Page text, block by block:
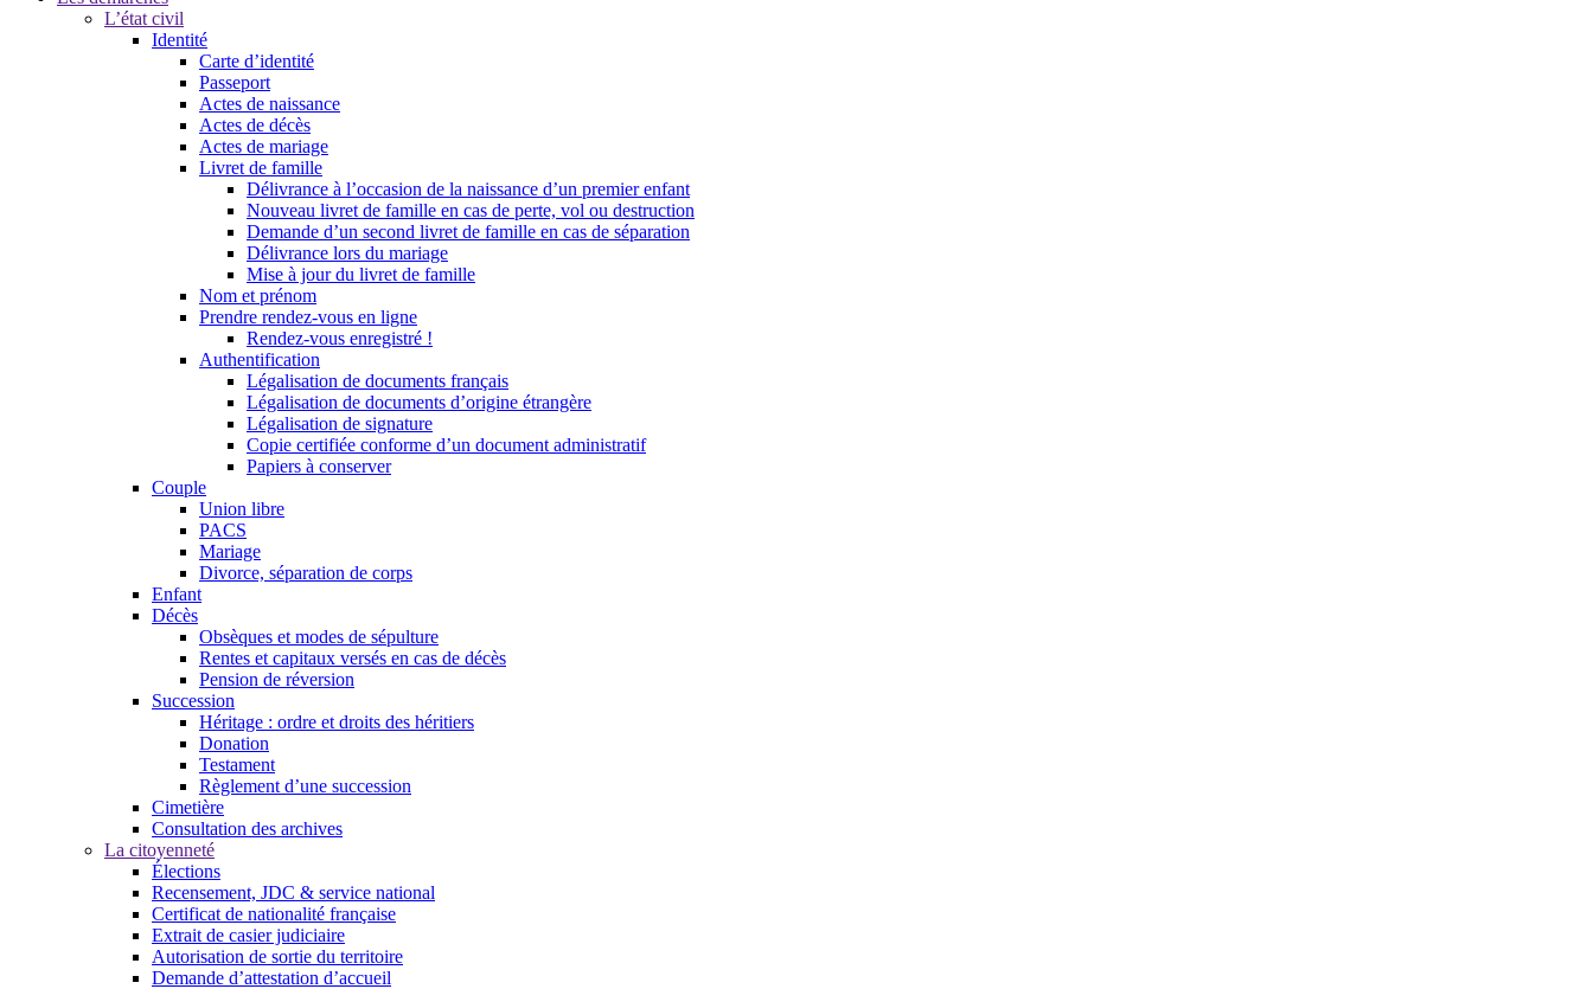
L’état civil
Identité
Carte d’identité
Passeport
Actes de naissance
Actes de décès
Actes de mariage
Livret de famille
Délivrance à l’occasion de la naissance d’un premier enfant
Nouveau livret de famille en cas de perte, vol ou destruction
Demande d’un second livret de famille en cas de séparation
Délivrance lors du mariage
Mise à jour du livret de famille
Nom et prénom
Prendre rendez-vous en ligne
Rendez-vous enregistré !
Authentification
Légalisation de documents français
Légalisation de documents d’origine étrangère
Légalisation de signature
Copie certifiée conforme d’un document administratif
Papiers à conserver
Couple
Union libre
PACS
Mariage
Divorce, séparation de corps
Enfant
Décès
Obsèques et modes de sépulture
Rentes et capitaux versés en cas de décès
Pension de réversion
Succession
Héritage : ordre et droits des héritiers
Donation
Testament
Règlement d’une succession
Cimetière
Consultation des archives
La citoyenneté
Élections
Recensement, JDC & service national
Certificat de nationalité française
Extrait de casier judiciaire
Autorisation de sortie du territoire
Demande d’attestation d’accueil